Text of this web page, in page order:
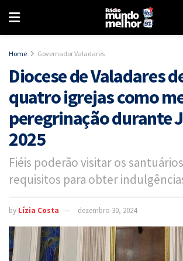
Home Governador Valadares
Diocese de Valadares
quatro igrejas como
peregrinação durante
2025
Fiéis poderão visitar os
requisitos para obter
by Lízia Costa dezembro 30, 2024